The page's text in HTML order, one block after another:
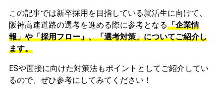
この記事では新卒採用を目指している就活生に向けて、
阪神高速道路の選考を進める際に参考となる「企業情
報」や「採用フロー」、「選考対策」についてご紹介し
ます。
ESや面接に向けた対策法もポイントとしてご紹介してい
るので、ぜひ参考にしてみてください！